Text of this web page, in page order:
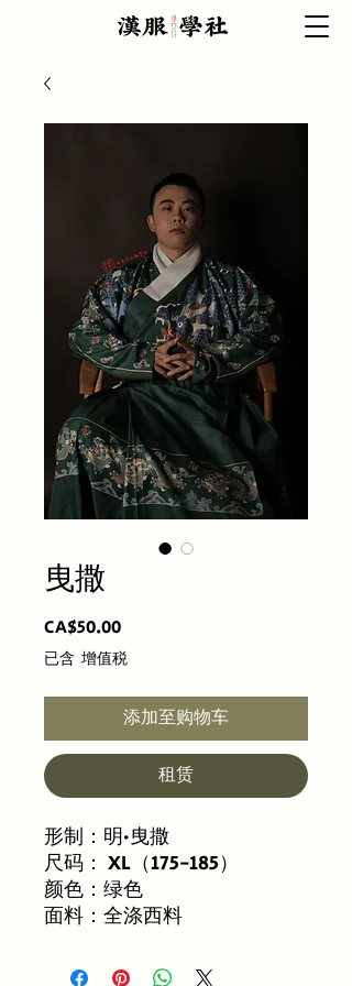
曳撒
CA$50.00價
格
已含 增值税
添加至购物车
租赁
形制：明·曳撒
尺码： XL（175-185）
颜色：绿色
面料：全涤西料